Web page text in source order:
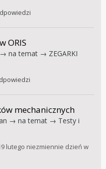
ORIS
→ na temat → ZEGARKI
mechanicznych
→ na temat → Testy i
lutego niezmiennie dzień w